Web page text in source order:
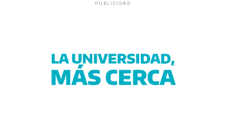
PUBLICIDAD